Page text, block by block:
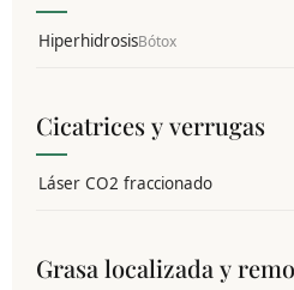
HiperhidrosisBótox
Cicatrices y verrugas
Láser CO2 fraccionado
Grasa localizada y